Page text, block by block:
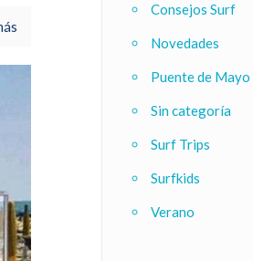
Consejos Surf
Novedades
Puente de Mayo
Sin categoría
Surf Trips
Surfkids
Verano